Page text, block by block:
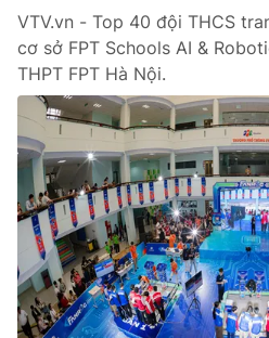
VTV.vn - Top 40 đội THCS
cơ sở FPT Schools AI &
THPT FPT Hà Nội.